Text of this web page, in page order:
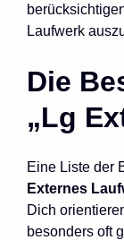
Laufwerk
Die
„Lg
Eine Liste der
Externes
Dich
besonders oft